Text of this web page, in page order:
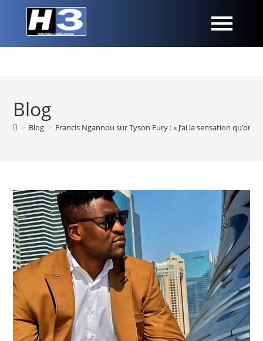
Blog
> Blog > Francis Ngannou sur Tyson Fury : « J’ai la sensation qu’on